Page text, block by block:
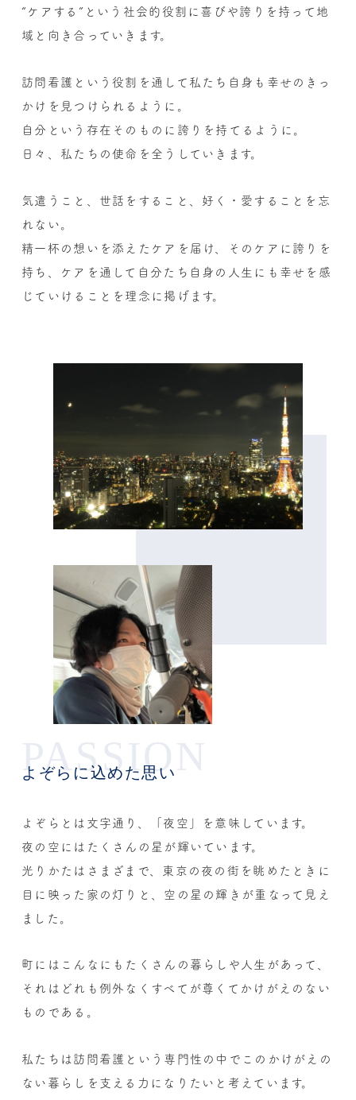
“ケアする”という社会的役割に 喜びや誇りを持って地
域と向き合っていきます。
訪問看護という役割を通して 私たち自身も幸せのきっ
かけを見つけられるように。
自分という存在そのものに誇りを持てるように。
日々、私たちの使命を全うしていきます。
気遣うこと、世話をすること、好く・愛することを忘
れない。
精一杯の想いを添えたケアを届け、そのケアに誇りを
持ち、ケアを通して自分たち自身の人生にも幸せを感
じていけることを理念に掲げます。
PASSION
よぞらに込めた思い
よぞらとは文字通り、「夜空」を意味しています。
夜の空にはたくさんの星が輝いています。
光りかたはさまざまで、東京の夜の街を眺めたときに
目に映った家の灯りと、空の星の輝きが重なって見え
ました。
町にはこんなにもたくさんの暮らしや人生があって、
それはどれも例外なくすべてが尊くてかけがえのない
ものである。
私たちは訪問看護という専門性の中で このかけがえの
ない暮らしを支える力になりたいと考えています。